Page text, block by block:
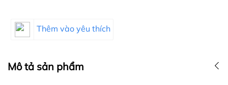
Thêm vào yêu thích
Mô tả sản phẩm